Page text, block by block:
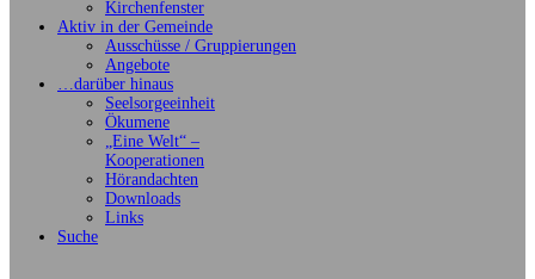
Kirchenfenster
Aktiv in der Gemeinde
Ausschüsse / Gruppierungen
Angebote
…darüber hinaus
Seelsorgeeinheit
Ökumene
„Eine Welt“ –
Kooperationen
Hörandachten
Downloads
Links
Suche